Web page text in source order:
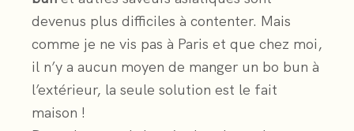
devenus plus difficiles à contenter. Mais
comme je ne vis pas à Paris et que chez moi,
il n’y a aucun moyen de manger un bo bun à
l’extérieur, la seule solution est le fait
maison !